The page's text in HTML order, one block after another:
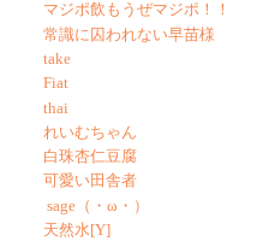
マジポ飲もうぜマジポ！！
常識に囚われない早苗様
take
Fiat
thai
れいむちゃん
白珠杏仁豆腐
可愛い田舎者
sage（・ω・）
天然水[Y]